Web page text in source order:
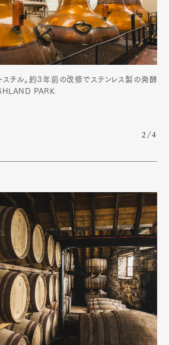
スチル。約3年前の改修でステンレス製の発酵
PARK
2/4